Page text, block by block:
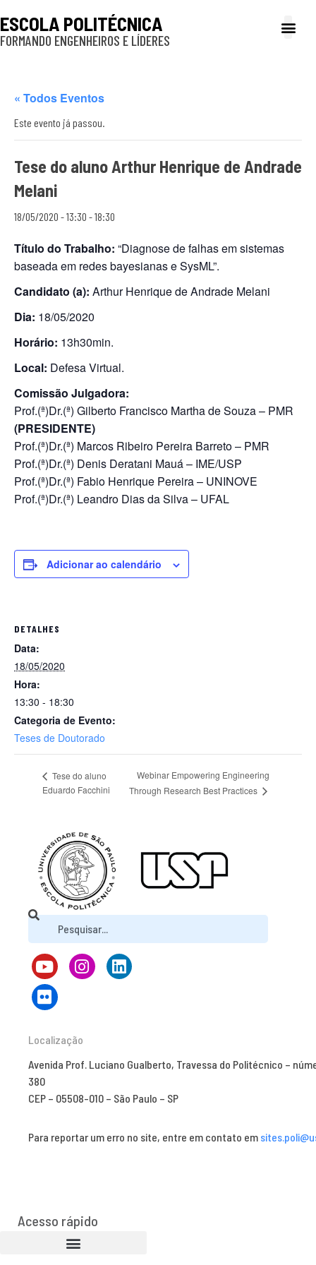
ESCOLA POLITÉCNICA
FORMANDO ENGENHEIROS E LÍDERES
« Todos Eventos
Este evento já passou.
Tese do aluno Arthur Henrique de Andrade
Melani
18/05/2020 - 13:30 -18:30
Título do Trabalho: “Diagnose de falhas em sistemas
baseada em redes bayesianas e SysML”.
Candidato (a): Arthur Henrique de Andrade Melani
Dia: 18/05/2020
Horário: 13h30min.
Local: Defesa Virtual.
Comissão Julgadora:
Prof.(ª)Dr.(ª) Gilberto Francisco Martha de Souza – PMR
(PRESIDENTE)
Prof.(ª)Dr.(ª) Marcos Ribeiro Pereira Barreto – PMR
Prof.(ª)Dr.(ª) Denis Deratani Mauá – IME/USP
Prof.(ª)Dr.(ª) Fabio Henrique Pereira – UNINOVE
Prof.(ª)Dr.(ª) Leandro Dias da Silva – UFAL
Adicionar ao calendário
DETALHES
Data:
18/05/2020
Hora:
13:30 - 18:30
Categoria de Evento:
Teses de Doutorado
Tese do aluno
Eduardo Facchini
Webinar Empowering Engineering
Through Research Best Practices
Localização
Avenida Prof. Luciano Gualberto, Travessa do Politécnico –
380
CEP – 05508-010 – São Paulo – SP
Para reportar um erro no site, entre em contato em
Acesso rápido